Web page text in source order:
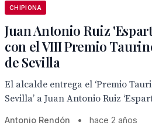
CHIPIONA
Juan Antonio Ruiz
con el VIII Premio
de Sevilla
El alcalde entrega el ‘Premio
Sevilla’ a Juan Antonio Ruiz
Antonio Rendón • hace 2 años